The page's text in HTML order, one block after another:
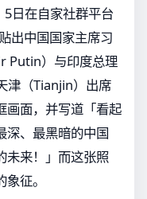
日在自家社群平台
出中国国家主席习
Putin）与印度总理
津（Tianjin）出席
画面，并写道「看起
深、最黑暗的中国
未来！」而这张照
征。